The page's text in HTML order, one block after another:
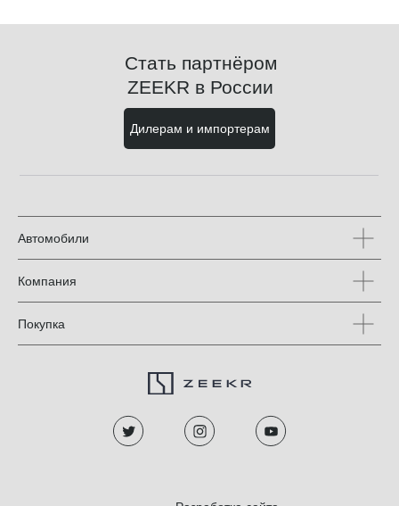
Дилерам и импортерам
Стать партнёром
ZEEKR в России
Автомобили
Компания
Покупка